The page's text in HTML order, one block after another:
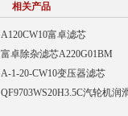
相关产品
A120CW10富卓滤芯
富卓除杂滤芯A220G01BM
A-1-20-CW10变压器滤芯
QF9703WS20H3.5C汽轮机润